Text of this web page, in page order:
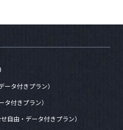
ータ付きプラン）
付きプラン）
自由・データ付きプラン）